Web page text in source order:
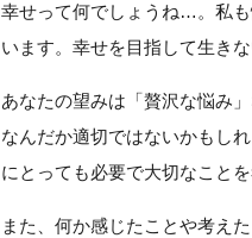
幸せって何でしょうね…。私
います。幸せを目指して生き
あなたの望みは「贅沢な悩み
なんだか適切ではないかもし
にとっても必要で大切なこと
また、何か感じたことや考え